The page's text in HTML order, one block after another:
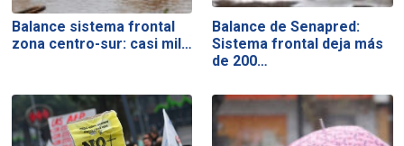
Balance sistema frontal
zona centro-sur: casi mil…
Balance de Senapred:
Sistema frontal deja más
de 200…